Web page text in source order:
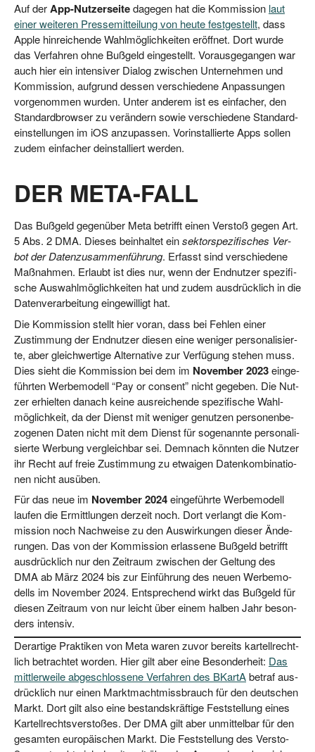
Auf derApp-Nut­zer­sei­tedage­gen hat die Kom­mis­si­on laut
einer wei­te­ren Pres­se­mit­tei­lung von heu­te fest­ge­stellt, dass
Apple hin­rei­chen­de Wahl­mög­lich­kei­ten eröff­net. Dort wur­de
das Ver­fah­ren ohne Buß­geld ein­ge­stellt. Vor­aus­ge­gan­gen war
auch hier ein inten­si­ver Dia­log zwi­schen Unter­neh­men und
Kom­mis­si­on, auf­grund des­sen ver­schie­de­ne Anpas­sun­gen
vor­ge­nom­men wur­den. Unter ande­rem ist es ein­fa­cher, den
Stan­dard­brow­ser zu ver­än­dern sowie ver­schie­de­ne Stan­dard­
ein­stel­lun­gen im iOS anzu­pas­sen. Vor­in­stal­lier­te Apps sol­len
zudem ein­fa­cher deinstal­liert werden.
DER META-FALL
Das Buß­geld gegen­über Meta betrifft einen Ver­stoß gegen Art.
5 Abs. 2 DMA. Die­ses beinhal­tet einsek­tor­spe­zi­fi­sches Ver­
bot der Daten­zu­sam­men­füh­rung. Erfasst sind ver­schie­de­ne
Maß­nah­men. Erlaubt ist dies nur, wenn der End­nut­zer spe­zi­fi­
sche Aus­wahl­mög­lich­kei­ten hat und zudem aus­drück­lich in die
Daten­ver­ar­bei­tung ein­ge­wil­ligt hat.
Die Kom­mis­si­on stellt hier vor­an, dass bei Feh­len einer
Zustim­mung der End­nut­zer die­sen eine weni­ger per­so­na­li­sier­
te, aber gleich­wer­ti­ge Alter­na­ti­ve zur Ver­fü­gung ste­hen muss.
Dies sieht die Kom­mis­si­on bei dem im Novem­ber 2023ein­ge­
führ­ten Wer­be­mo­dell “Pay or con­sent” nicht gege­ben. Die Nut­
zer erhiel­ten danach kei­ne aus­rei­chen­de spe­zi­fi­sche Wahl­
mög­lich­keit, da der Dienst mit weni­ger genut­zen per­so­nen­be­
zo­ge­nen Daten nicht mit dem Dienst für soge­nann­te per­so­na­li­
sier­te Wer­bung ver­gleich­bar sei. Dem­nach könn­ten die Nut­zer
ihr Recht auf freie Zustim­mung zu etwa­igen Daten­kom­bi­na­tio­
nen nicht ausüben.
Für das neue im Novem­ber 2024ein­ge­führ­te Wer­be­mo­dell
lau­fen die Ermitt­lun­gen der­zeit noch. Dort ver­langt die Kom­
mis­si­on noch Nach­wei­se zu den Aus­wir­kun­gen die­ser Ände­
run­gen. Das von der Kom­mis­si­on erlas­se­ne Buß­geld betrifft
aus­drück­lich nur den Zeit­raum zwi­schen der Gel­tung des
DMA ab März 2024 bis zur Ein­füh­rung des neu­en Wer­be­mo­
dells im Novem­ber 2024. Ent­spre­chend wirkt das Buß­geld für
die­sen Zeit­raum von nur leicht über einem hal­ben Jahr beson­
ders intensiv.
Der­ar­ti­ge Prak­ti­ken von Meta waren zuvor bereits kar­tell­recht­
lich betrach­tet wor­den. Hier gilt aber eine Beson­der­heit: Das
mitt­ler­wei­le abge­schlos­se­ne Ver­fah­ren des BKar­tAbetraf aus­
drück­lich nur einen Markt­macht­miss­brauch für den deut­schen
Markt. Dort gilt also eine bestands­kräf­ti­ge Fest­stel­lung eines
Kar­tell­rechts­ver­sto­ßes. Der DMA gilt aber unmit­tel­bar für den
gesam­ten euro­päi­schen Markt. Die Fest­stel­lung des Ver­sto­